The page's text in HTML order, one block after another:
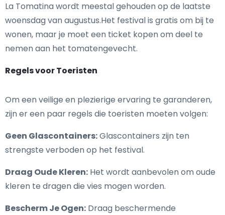
La Tomatina wordt meestal gehouden op de laatste
woensdag van augustus.Het festival is gratis om bij te
wonen, maar je moet een ticket kopen om deel te
nemen aan het tomatengevecht.
Regels voor Toeristen
Om een veilige en plezierige ervaring te garanderen,
zijn er een paar regels die toeristen moeten volgen:
Geen Glascontainers:Glascontainers zijn ten
strengste verboden op het festival.
Draag Oude Kleren: Het wordt aanbevolen om oude
kleren te dragen die vies mogen worden.
Bescherm Je Ogen: Draag beschermende